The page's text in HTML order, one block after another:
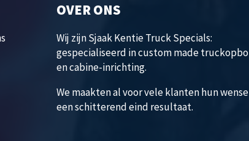
OVER ONS
Wij zijn Sjaak Kentie Truck Specials:
gespecialiseerd in custom made
en cabine-inrichting.
We maakten al voor vele klanten hun
een schitterend eind resultaat.